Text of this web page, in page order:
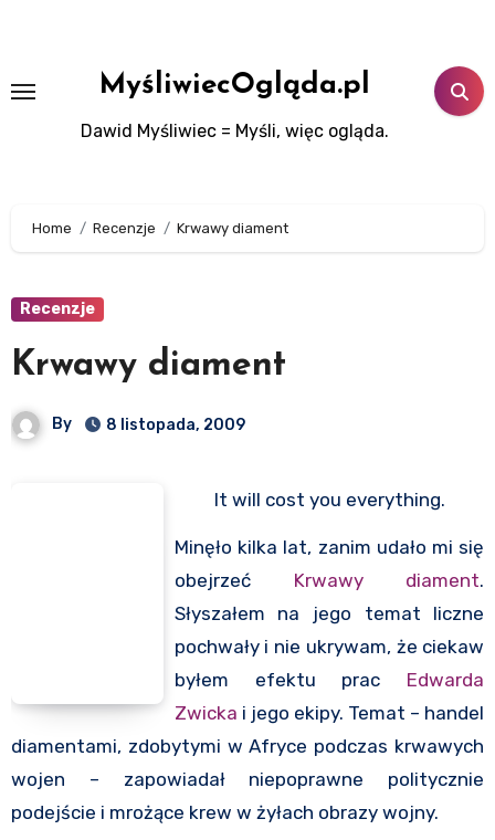
MyśliwiecOgląda.pl
Dawid Myśliwiec = Myśli, więc ogląda.
Home Recenzje Krwawy diament
Recenzje
Krwawy diament
By 8 listopada, 2009
It will cost you everything.
Minęło kilka lat, zanim udało mi się
obejrzeć Krwawy diament.
Słyszałem na jego temat liczne
pochwały i nie ukrywam, że ciekaw
byłem efektu prac Edwarda
Zwicka i jego ekipy. Temat – handel
diamentami, zdobytymi w Afryce podczas krwawych
wojen – zapowiadał niepoprawne politycznie
podejście i mrożące krew w żyłach obrazy wojny.